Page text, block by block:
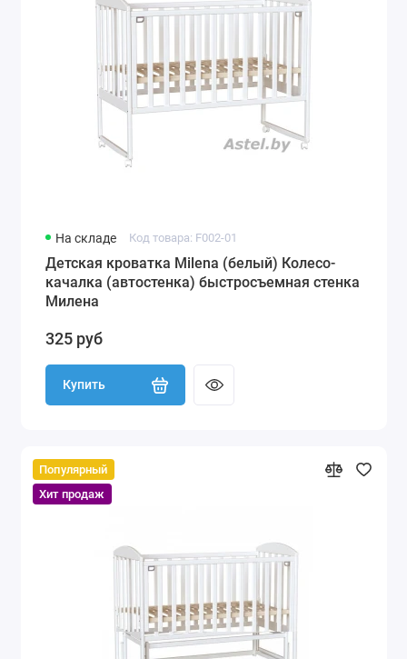
На складе Код товара: F002-01
Детская кроватка Milena (белый) Колесо-
качалка (автостенка) быстросъемная стенка
Милена
325 руб
Купить
Популярный
Хит продаж